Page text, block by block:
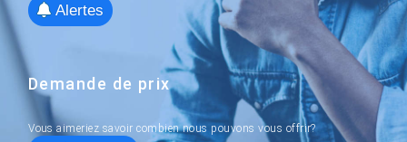
Alertes
Demande de prix
Vous aimeriez savoir combien nous pouvons vous offrir?